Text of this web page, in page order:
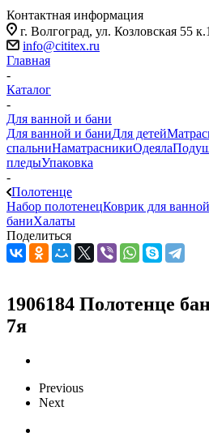
Контактная информация
г. Волгоград, ул. Козловская 55 к.1
info@cititex.ru
Главная
-
Каталог
-
Для ванной и бани
Для ванной и баниДля детей
спальниНаматрасникиОдеяла
пледыУпаковка
-
Полотенце
Набор полотенецКоврик для ванной
баниХалаты
Поделиться
1906184 Полотенце
7я
Previous
Next